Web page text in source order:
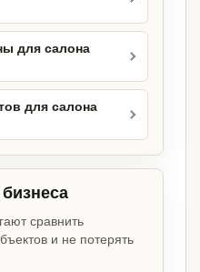
для салона
для салона
сравнить
и не потерять